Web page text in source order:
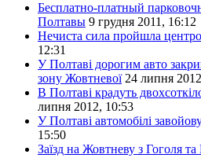
Бесплатно-платный
Полтавы 9 грудня 2011, 16:12
Нечиста сила пройшла
12:31
У Полтаві дорогим авто
зону Жовтневої 24 липня
В Полтаві крадуть
липня 2012, 10:53
У Полтаві автомобілі
15:50
Заїзд на Жовтневу з Гоголя